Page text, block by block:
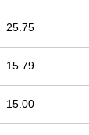
25.75
15.79
15.00